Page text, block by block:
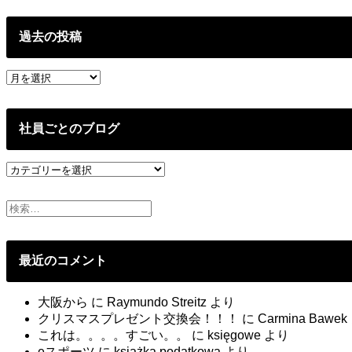
ン
過去の投稿
過
の
社員ごとのブログ
社
ご
と
グ
最近のコメント
大阪から に Raymundo Streitz より
クリスマスプレゼント交換会！！！
に Carmina Bawek
これは。。。。すごい。。
に księgowe より